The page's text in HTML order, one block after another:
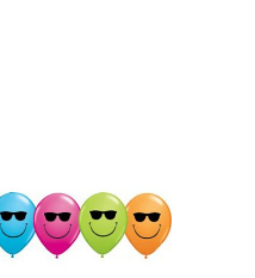
360,00RSD